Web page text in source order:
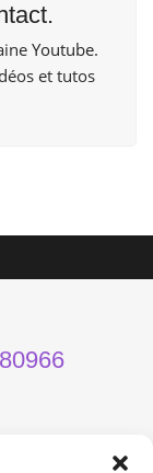
.
Youtube.
et tutos